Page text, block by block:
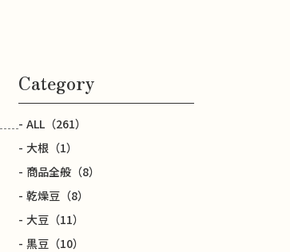
Category
ALL （261）
大根 （1）
商品全般 （8）
乾燥豆 （8）
大豆 （11）
黒豆 （10）